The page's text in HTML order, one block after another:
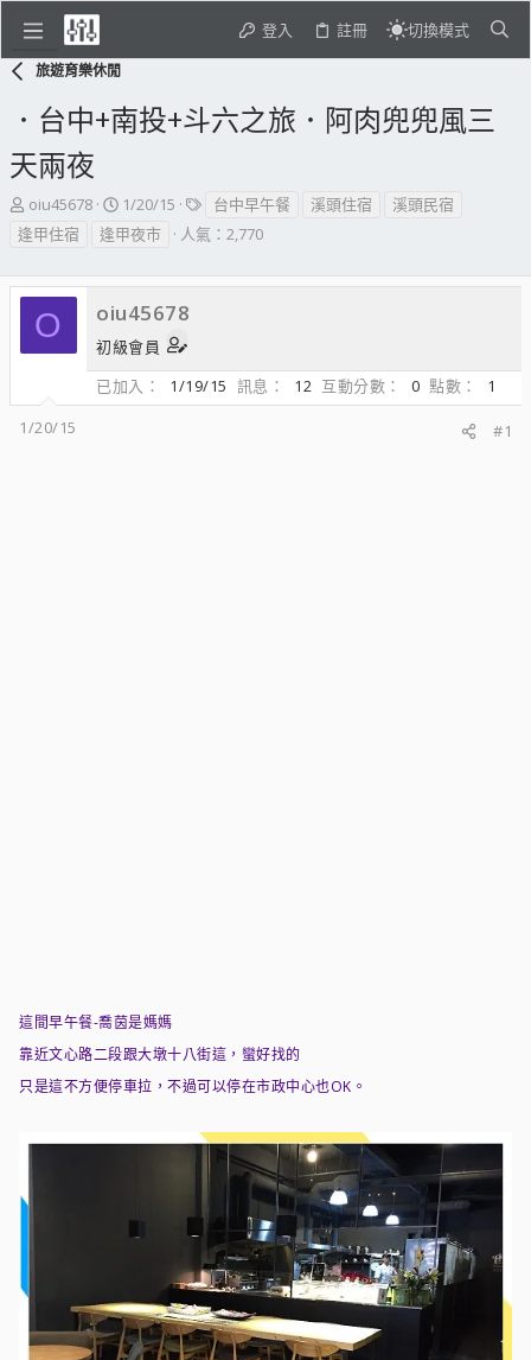
登入 註冊 切換模式
旅遊育樂休閒
．台中+南投+斗六之旅．阿肉兜兜風三
天兩夜
主
題
發
起
人
oiu45678
開
始
日
期
1/20/15
標
籤
台中早午餐 溪頭住宿
溪頭民宿
逢甲住宿
逢甲夜市 人氣：2,770
O oiu45678
初級會員
已加入
1/19/15 訊息 12 互動分數 0 點數
1
1/20/15
#1
這間早午餐-喬茵是媽媽
靠近文心路二段跟大墩十八街這，蠻好找的
只是這不方便停車拉，不過可以停在市政中心也OK。